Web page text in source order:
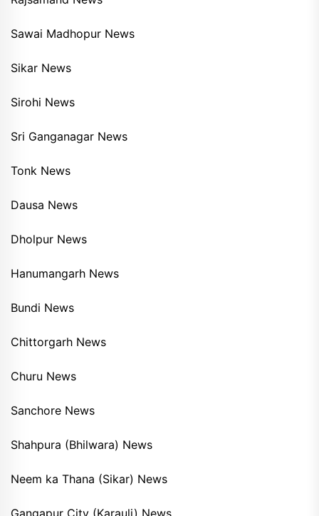
Sawai Madhopur News
Sikar News
Sirohi News
Sri Ganganagar News
Tonk News
Dausa News
Dholpur News
Hanumangarh News
Bundi News
Chittorgarh News
Churu News
Sanchore News
Shahpura (Bhilwara) News
Neem ka Thana (Sikar) News